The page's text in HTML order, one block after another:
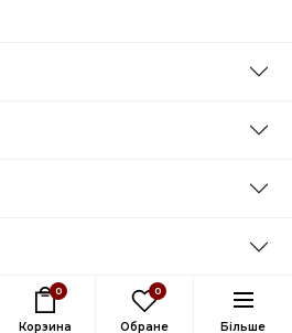
0
Корзина
0
Обране Більше